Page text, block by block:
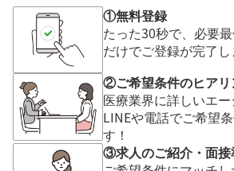
①無料登録
たった30秒で、必要
だけでご登録が完了し
②ご希望条件のヒアリ
医療業界に詳しいエー
LINEや電話でご希望
す！
③求人のご紹介・面接